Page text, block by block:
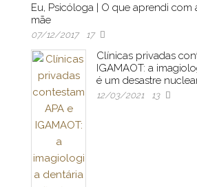
Eu, Psicóloga | O que aprendi com
mãe
07/12/2017 17
Clínicas privadas
IGAMAOT: a
é um desastre
12/03/2021 13